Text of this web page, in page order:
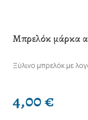
Μπρελόκ μάρκα
Ξύλινο μπρελόκ με
4,00€